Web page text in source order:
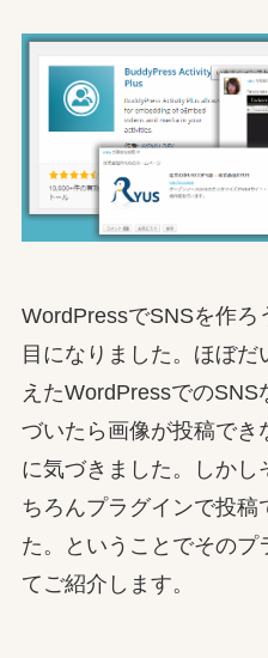
WordPressでSNSを作ろ
目になりました。ほぼだ
えたWordPressでの
づいたら画像が投稿でき
に気づきました。しかし
ちろんプラグインで投稿
た。ということでそのプ
てご紹介します。